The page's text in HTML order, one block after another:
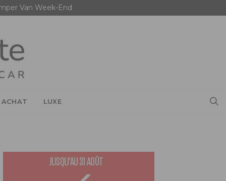
Van Week-End
ACHAT LUXE